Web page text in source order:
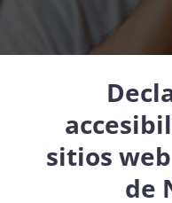
sitios
de